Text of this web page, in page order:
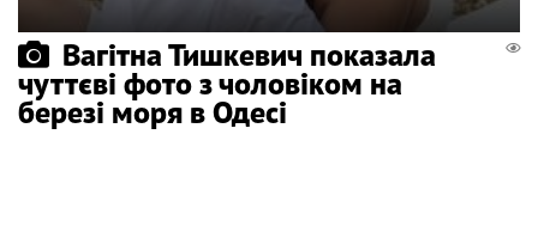
Вагітна Тишкевич показала
чуттєві фото з чоловіком на
березі моря в Одесі